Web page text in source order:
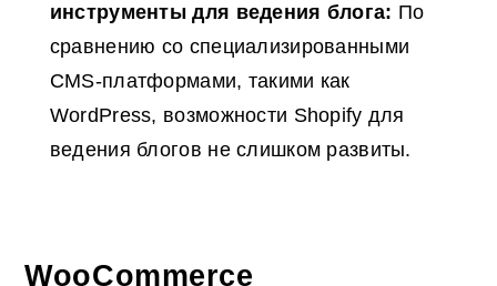
инструменты для ведения блога: По
сравнению со специализированными
CMS-платформами, такими как
WordPress, возможности Shopify для
ведения блогов не слишком развиты.
WooCommerce